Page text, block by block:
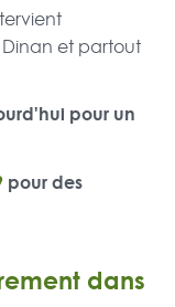
et partout
pour un
pour des
dans